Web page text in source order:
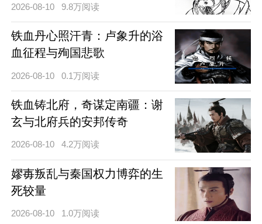
2026-08-10 9.8万阅读
铁血丹心照汗青：卢象升的浴
血征程与殉国悲歌
2026-08-10 0.1万阅读
铁血铸北府，奇谋定南疆：谢
玄与北府兵的安邦传奇
2026-08-10 4.2万阅读
嫪毐叛乱与秦国权力博弈的生
死较量
2026-08-10 1.0万阅读